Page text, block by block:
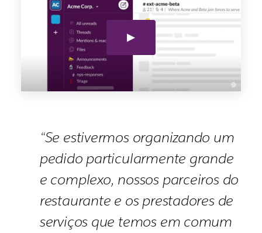
“Se estivermos organizando um
pedido particularmente grande
e complexo, nossos parceiros do
restaurante e os prestadores de
serviços que temos em comum